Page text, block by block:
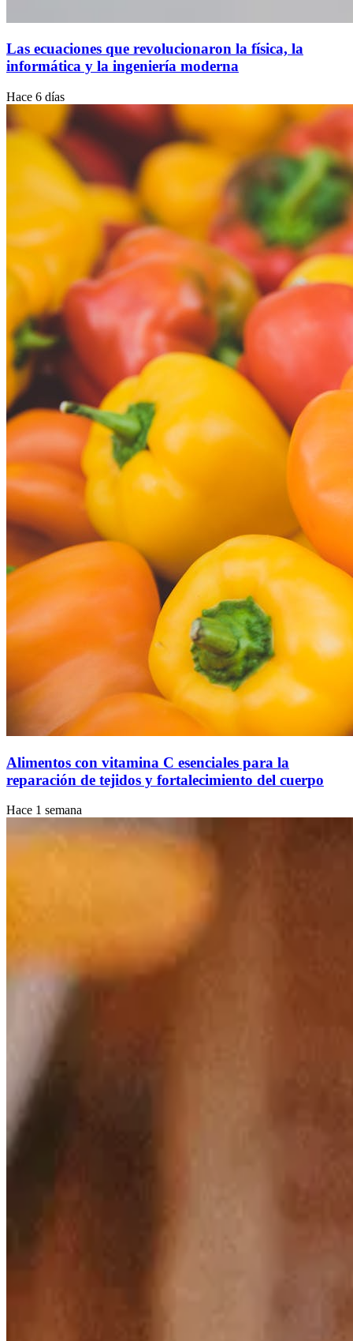
Las ecuaciones que revolucionaron la física, la
informática y la ingeniería moderna
Hace 6 días
Alimentos con vitamina C esenciales para la
reparación de tejidos y fortalecimiento del cuerpo
Hace 1 semana